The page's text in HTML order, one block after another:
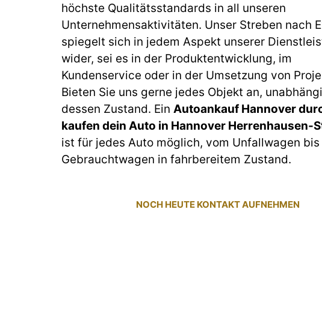
höchste Qualitätsstandards in all unseren
Unternehmensaktivitäten. Unser Streben nach
spiegelt sich in jedem Aspekt unserer
wider, sei es in der Produktentwicklung, im
Kundenservice oder in der Umsetzung von
Bieten Sie uns gerne jedes Objekt an,
dessen Zustand. Ein Autoankauf Hannover
kaufen dein Auto in Hannover Herrenhausen-
ist für jedes Auto möglich, vom Unfallwagen bis
Gebrauchtwagen in fahrbereitem Zustand.
NOCH HEUTE KONTAKT AUFNEHMEN